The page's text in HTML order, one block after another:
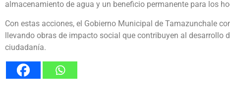
almacenamiento de agua y un beneficio permanente para los
Con estas acciones, el Gobierno Municipal de Tamazunchale
llevando obras de impacto social que contribuyen al desarrollo
ciudadanía.